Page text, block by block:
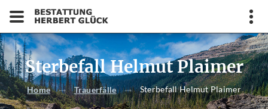
Sterbefall Helmut Plaimer
Home Trauerfälle Sterbefall Helmut Plaimer